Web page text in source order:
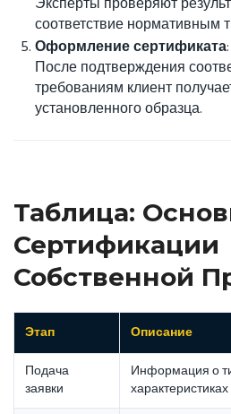
соответствие нормативным
Оформление сертификата:
После подтверждения
требованиям клиент
установленного образца.
Таблица:
Сертификации
Собственной
Этап
Описание
Подача
заявки
Информация о